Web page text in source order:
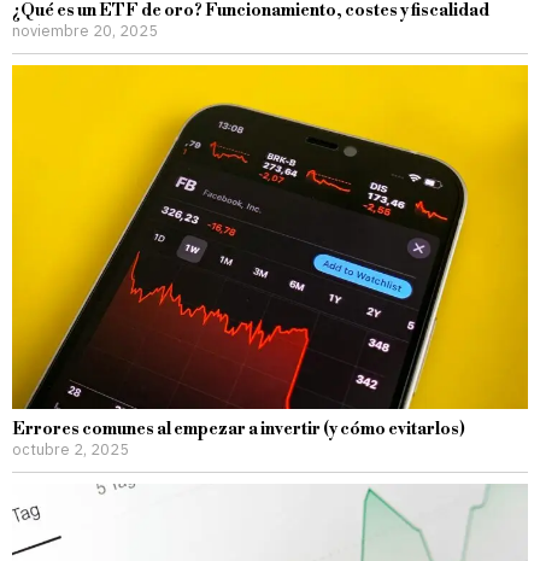
¿Qué es un ETF de oro? Funcionamiento, costes y fiscalidad
noviembre 20, 2025
Errores comunes al empezar a invertir (y cómo evitarlos)
octubre 2, 2025